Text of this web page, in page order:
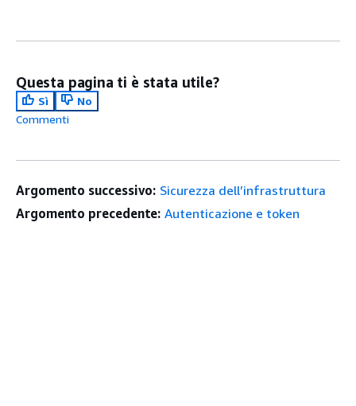
Questa pagina ti è stata utile?
Sì
No
Commenti
Argomento successivo: Sicurezza dell’infrastruttura
Argomento precedente: Autenticazione e token